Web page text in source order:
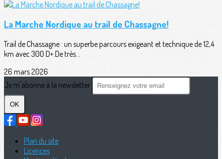
La Marche Nordique au trail de Chassagne!
Trail de Chassagne : un superbe parcours exigeant et technique de 12,4
km avec 300 D+.De très...
26 mars 2026
Je m'abonne à la newsletter
OK
Plan du site
Licences